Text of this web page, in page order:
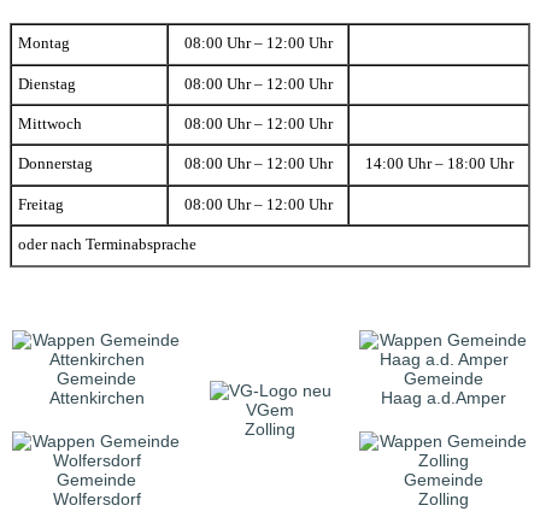
Montag 08:00 Uhr – 12:00 Uhr
Dienstag 08:00 Uhr – 12:00 Uhr
Mittwoch 08:00 Uhr – 12:00 Uhr
Donnerstag 08:00 Uhr – 12:00 Uhr 14:00 Uhr – 18:00 Uhr
Freitag 08:00 Uhr – 12:00 Uhr
oder nach Terminabsprache
Gemeinde
Attenkirchen
VGem
Zolling
Gemeinde
Haag a.d.Amper
Gemeinde
Wolfersdorf
Gemeinde
Zolling